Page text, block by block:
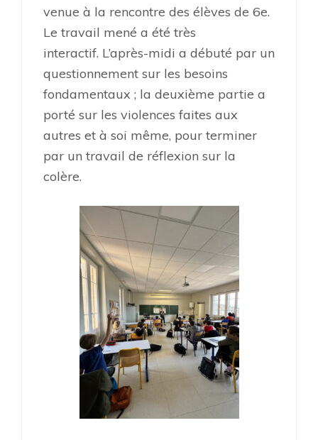
venue à la rencontre des élèves de 6e.
Le travail mené a été très
interactif. L’après-midi a débuté par un
questionnement sur les besoins
fondamentaux ; la deuxième partie a
porté sur les violences faites aux
autres et à soi même, pour terminer
par un travail de réflexion sur la
colère.